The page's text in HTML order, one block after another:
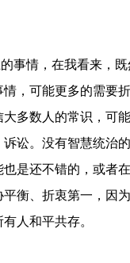
事情，在我看来，
，可能更多的需要
多数人的常识，可
讼。没有智慧统治
是还不错的，或者
衡、折衷第一，因
人和平共存。